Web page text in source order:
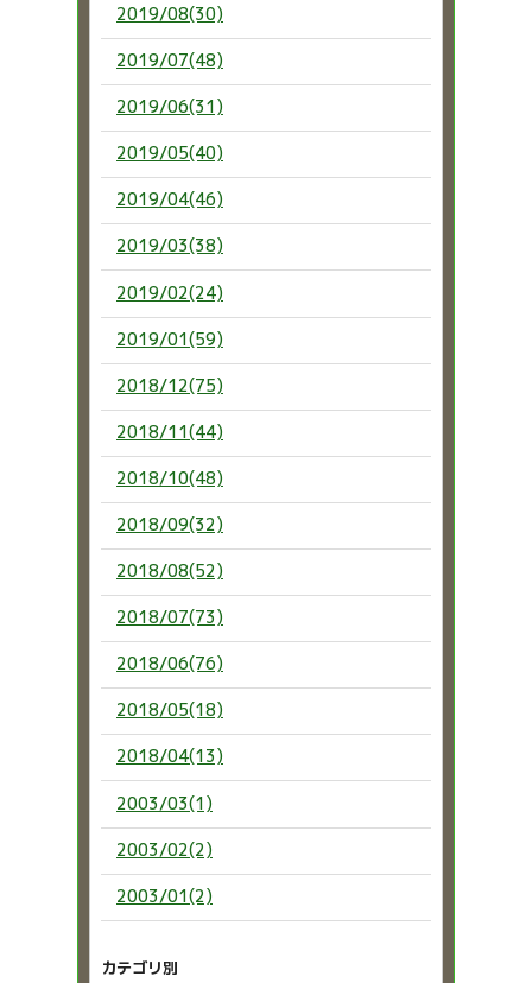
2019/08(30)
2019/07(48)
2019/06(31)
2019/05(40)
2019/04(46)
2019/03(38)
2019/02(24)
2019/01(59)
2018/12(75)
2018/11(44)
2018/10(48)
2018/09(32)
2018/08(52)
2018/07(73)
2018/06(76)
2018/05(18)
2018/04(13)
2003/03(1)
2003/02(2)
2003/01(2)
カテゴリ別